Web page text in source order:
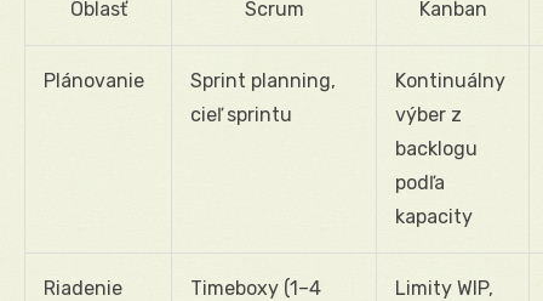
Oblasť Scrum Kanban
Plánovanie
Sprint planning,
cieľ sprintu
Kontinuálny
výber z
backlogu
podľa
kapacity
Riadenie
Timeboxy (1–4
Limity WIP,